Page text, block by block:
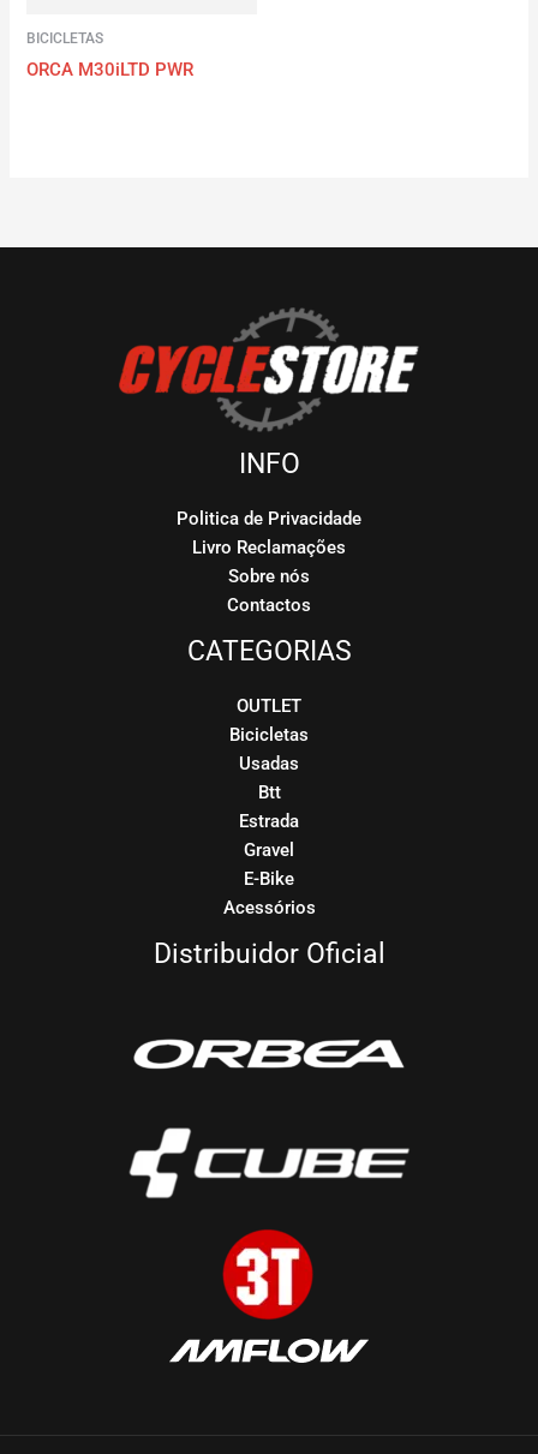
BICICLETAS
ORCA M30iLTD PWR
INFO
Politica de Privacidade
Livro Reclamações
Sobre nós
Contactos
CATEGORIAS
OUTLET
Bicicletas
Usadas
Btt
Estrada
Gravel
E-Bike
Acessórios
Distribuidor Oficial